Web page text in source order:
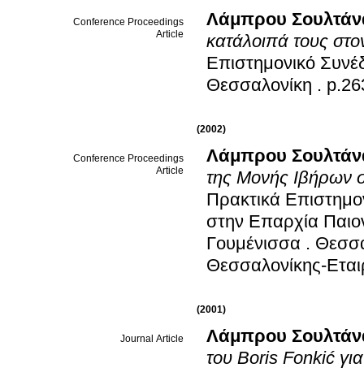
Conference Proceedings
Article
Λάμπρου
κατάλοιπά τους
Επιστημονικό
Θεσσαλονίκη .
(2002)
Conference Proceedings
Article
Λάμπρου
της Μονής Ιβήρων
Πρακτικά
στην Επαρχία
Γουμένισσα .
Θεσσαλονίκης-
(2001)
Journal Article
Λάμπρου
του Boris Fonkić